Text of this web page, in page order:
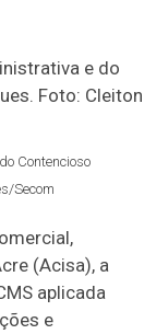
Contencioso
Secom
(Acisa), a
aplicada
e